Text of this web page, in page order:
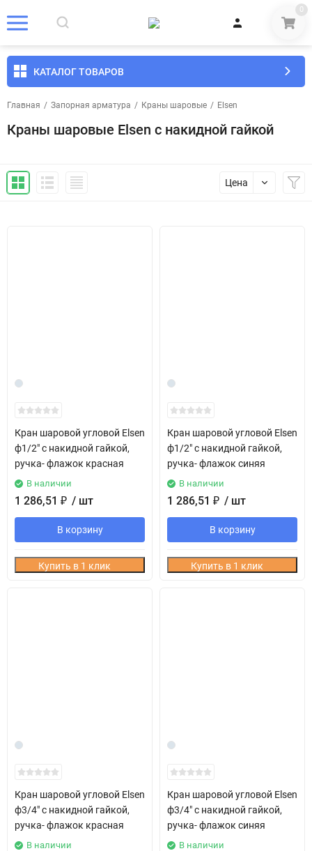
0
КАТАЛОГ ТОВАРОВ
Главная / Запорная арматура / Краны шаровые / Elsen
Краны шаровые Elsen с накидной гайкой
Цена
Кран шаровой угловой Elsen
ф1/2" с накидной гайкой,
ручка- флажок красная
В наличии
1 286,51 ₽ / шт
В корзину
Купить в 1 клик
Кран шаровой угловой Elsen
ф1/2" с накидной гайкой,
ручка- флажок синяя
В наличии
1 286,51 ₽ / шт
В корзину
Купить в 1 клик
Кран шаровой угловой Elsen
ф3/4" с накидной гайкой,
ручка- флажок красная
В наличии
Кран шаровой угловой Elsen
ф3/4" с накидной гайкой,
ручка- флажок синяя
В наличии